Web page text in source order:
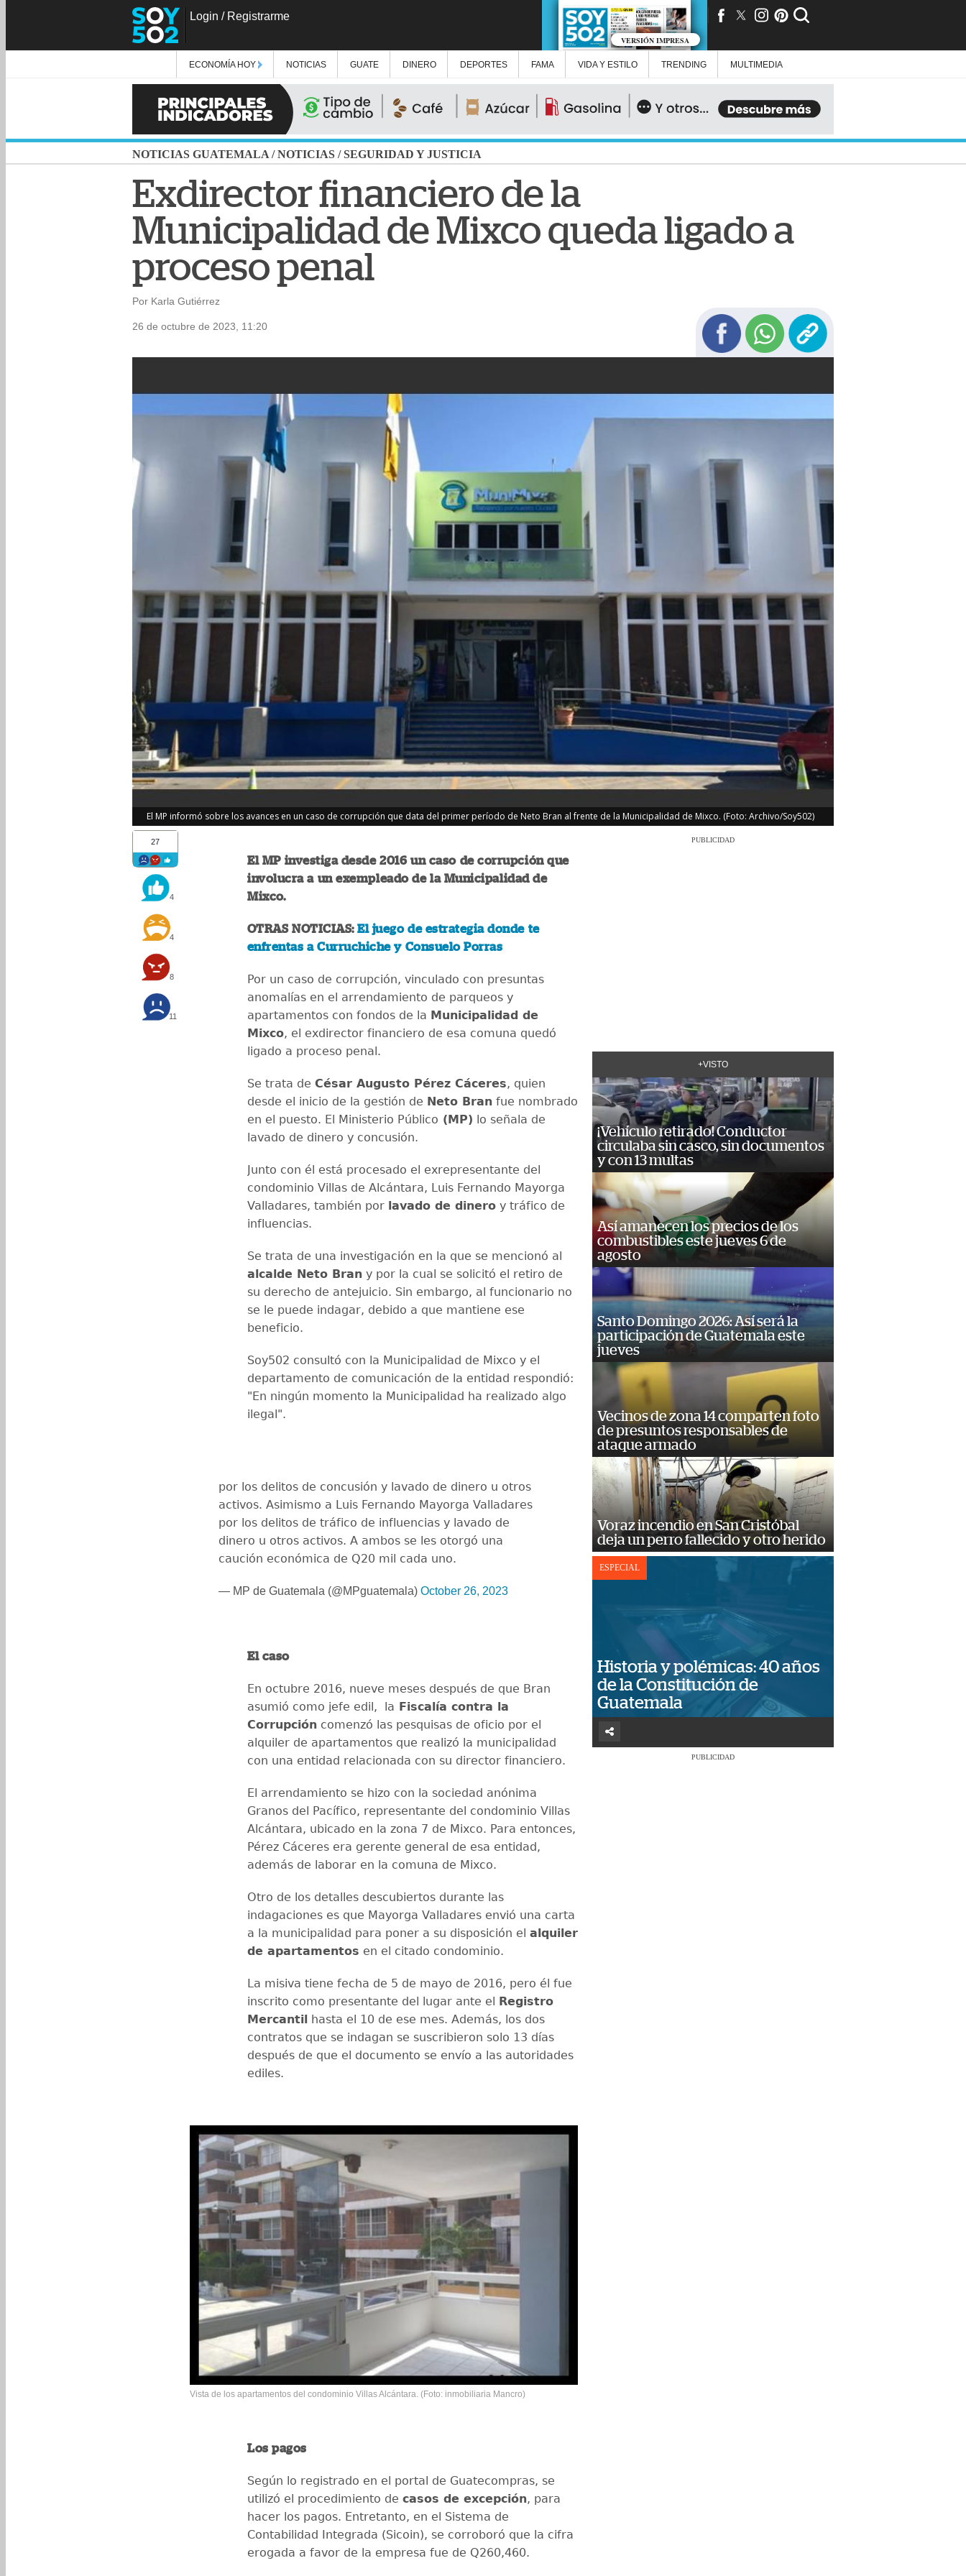
Login / Registrarme
VERSIÓN IMPRESA
ECONOMÍA HOY NOTICIAS GUATE DINERO DEPORTES FAMA VIDA Y ESTILO TRENDING MULTIMEDIA
NOTICIAS GUATEMALA /NOTICIAS /SEGURIDAD Y JUSTICIA
Exdirector financiero de la
Municipalidad de Mixco queda ligado a
proceso penal
Por Karla Gutiérrez
26 de octubre de 2023, 11:20
El MP informó sobre los avances en un caso de corrupción que data del primer período de Neto Bran al frente de la Municipalidad de Mixco. (Foto: Archivo/Soy502)
27
4
4
8
11
El MP investiga desde 2016 un caso de corrupción que
involucra a un exempleado de la Municipalidad de
Mixco.
OTRAS NOTICIAS:El juego de estrategia donde te
enfrentas a Curruchiche y Consuelo Porras
Por un caso de corrupción, vinculado con presuntas
anomalías en el arrendamiento de parqueos y
apartamentos con fondos de la Municipalidad de
Mixco, el exdirector financiero de esa comuna quedó
ligado a proceso penal.
Se trata de César Augusto Pérez Cáceres, quien
desde el inicio de la gestión de Neto Bran fue nombrado
en el puesto. El Ministerio Público (MP) lo señala de
lavado de dinero y concusión.
Junto con él está procesado el exrepresentante del
condominio Villas de Alcántara, Luis Fernando Mayorga
Valladares, también por lavado de dinero y tráfico de
influencias.
Se trata de una investigación en la que se mencionó al
alcalde Neto Bran y por la cual se solicitó el retiro de
su derecho de antejuicio. Sin embargo, al funcionario no
se le puede indagar, debido a que mantiene ese
beneficio.
Soy502 consultó con la Municipalidad de Mixco y el
departamento de comunicación de la entidad respondió:
"En ningún momento la Municipalidad ha realizado algo
ilegal".
por los delitos de concusión y lavado de dinero u otros
activos. Asimismo a Luis Fernando Mayorga Valladares
por los delitos de tráfico de influencias y lavado de
dinero u otros activos. A ambos se les otorgó una
caución económica de Q20 mil cada uno.
— MP de Guatemala (@MPguatemala) October 26, 2023
El caso
En octubre 2016, nueve meses después de que Bran
asumió como jefe edil, la Fiscalía contra la
Corrupción comenzó las pesquisas de oficio por el
alquiler de apartamentos que realizó la municipalidad
con una entidad relacionada con su director financiero.
El arrendamiento se hizo con la sociedad anónima
Granos del Pacífico, representante del condominio Villas
Alcántara, ubicado en la zona 7 de Mixco. Para entonces,
Pérez Cáceres era gerente general de esa entidad,
además de laborar en la comuna de Mixco.
Otro de los detalles descubiertos durante las
indagaciones es que Mayorga Valladares envió una carta
a la municipalidad para poner a su disposición el alquiler
de apartamentos en el citado condominio.
La misiva tiene fecha de 5 de mayo de 2016, pero él fue
inscrito como presentante del lugar ante el Registro
Mercantil hasta el 10 de ese mes. Además, los dos
contratos que se indagan se suscribieron solo 13 días
después de que el documento se envío a las autoridades
ediles.
Vista de los apartamentos del condominio Villas Alcántara. (Foto: inmobiliaria Mancro)
Los pagos
Según lo registrado en el portal de Guatecompras, se
utilizó el procedimiento de casos de excepción, para
hacer los pagos. Entretanto, en el Sistema de
Contabilidad Integrada (Sicoin), se corroboró que la cifra
erogada a favor de la empresa fue de Q260,460.
PUBLICIDAD
+VISTO
¡Vehículo retirado! Conductor
circulaba sin casco, sin documentos
y con 13 multas
Así amanecen los precios de los
combustibles este jueves 6 de
agosto
Santo Domingo 2026: Así será la
participación de Guatemala este
jueves
Vecinos de zona 14 comparten foto
de presuntos responsables de
ataque armado
Voraz incendio en San Cristóbal
deja un perro fallecido y otro herido
ESPECIAL
Historia y polémicas: 40 años
de la Constitución de
Guatemala
PUBLICIDAD